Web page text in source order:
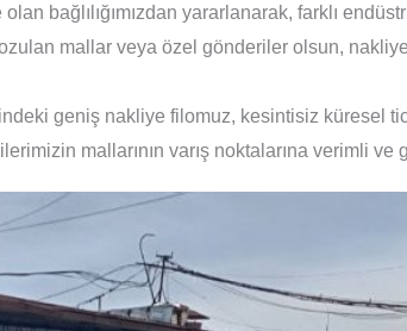
bağlılığımızdan yararlanarak, farklı
mallar veya özel gönderiler olsun,
geniş nakliye filomuz, kesintisiz küresel
mallarının varış noktalarına verimli ve